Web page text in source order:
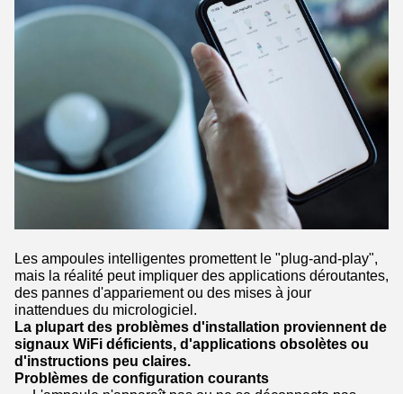
Les ampoules intelligentes promettent le "plug-and-play",
mais la réalité peut impliquer des applications déroutantes,
des pannes d'appariement ou des mises à jour
inattendues du micrologiciel.
La plupart des problèmes d'installation proviennent de
signaux WiFi déficients, d'applications obsolètes ou
d'instructions peu claires.
Problèmes de configuration courants